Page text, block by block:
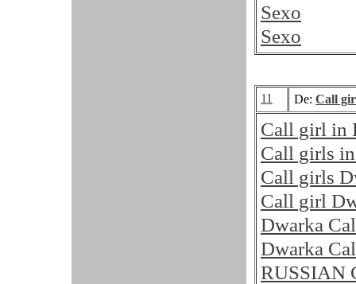
Sexo
Sexo
11 De: Call
Call girl in
Call girls
Call girls
Call girl
Dwarka
Dwarka
RUSSIAN